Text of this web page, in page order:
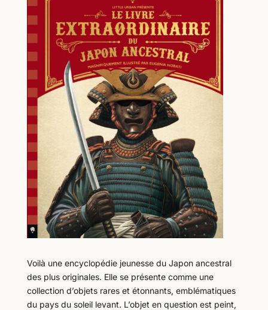
Voilà une encyclopédie jeunesse du Japon ancestral
des plus originales. Elle se présente comme une
collection d’objets rares et étonnants, emblématiques
du pays du soleil levant. L’objet en question est peint,